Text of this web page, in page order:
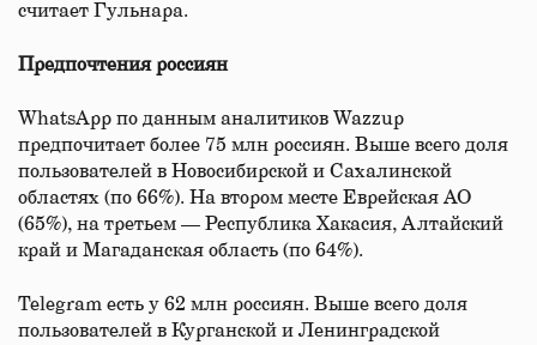
считает Гульнара.
Предпочтения россиян
WhatsApp по данным аналитиков Wazzup
предпочитает более 75 млн россиян. Выше всего доля
пользователей в Новосибирской и Сахалинской
областях (по 66%). На втором месте Еврейская АО
(65%), на третьем — Республика Хакасия, Алтайский
край и Магаданская область (по 64%).
Telegram есть у 62 млн россиян. Выше всего доля
пользователей в Курганской и Ленинградской